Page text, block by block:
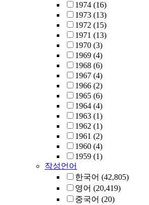
1974 (16)
1973 (13)
1972 (15)
1971 (13)
1970 (3)
1969 (4)
1968 (6)
1967 (4)
1966 (2)
1965 (6)
1964 (4)
1963 (1)
1962 (1)
1961 (2)
1960 (4)
1959 (1)
작성언어
한국어 (42,805)
영어 (20,419)
중국어 (20)